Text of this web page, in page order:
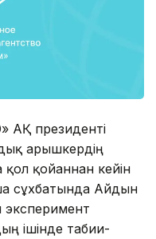
АҚ президенті
ғарышкердің
қойғаннан кейін
сұхбатында Айдын
ішінде табиғи-